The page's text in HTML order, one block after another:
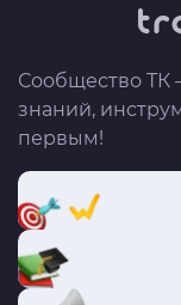
Сообщество ТК
знаний,
первым!